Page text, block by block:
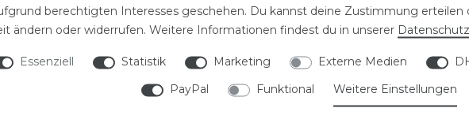
berechtigten Interesses geschehen. Du kannst deine Zustimmung erteilen
ändern oder widerrufen. Weitere Informationen findest du in unserer
Essenziell Statistik Marketing Externe Medien
PayPal
Funktional Weitere Einstellungen